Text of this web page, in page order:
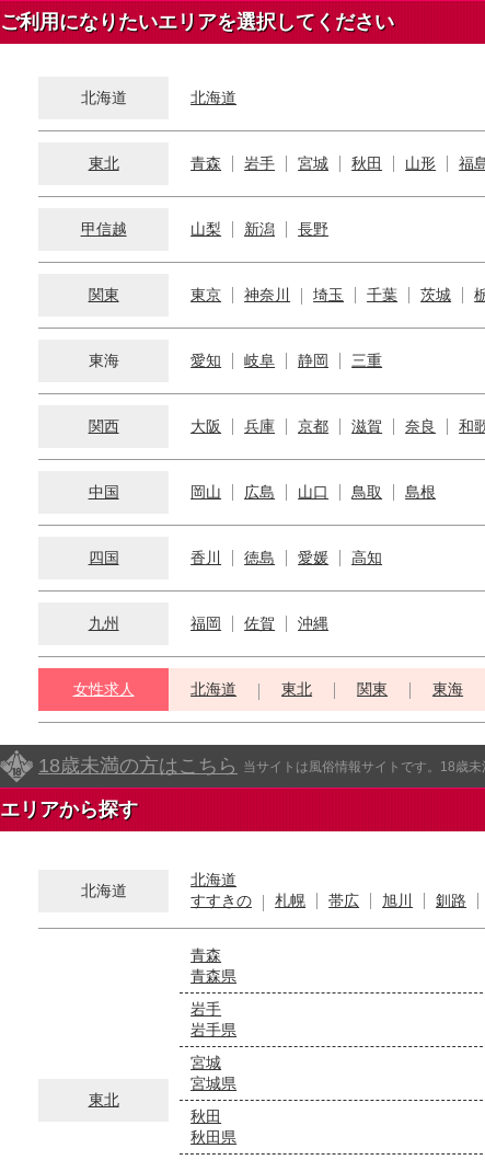
ご利用になりたいエリアを選択してください
北海道 北海道
東北 青森 岩手 宮城 秋田 山形 福
甲信越 山梨 新潟 長野
関東 東京 神奈川 埼玉 千葉 茨城
東海 愛知 岐阜 静岡 三重
関西 大阪 兵庫 京都 滋賀 奈良 和
中国 岡山 広島 山口 鳥取 島根
四国 香川 徳島 愛媛 高知
九州 福岡 佐賀 沖縄
女性求人 北海道 東北 関東 東海
18歳未満の方はこちら 当サイトは風俗情報サイトです。18歳
エリアから探す
北海道
北海道
すすきの
札幌 帯広 旭川 釧路
東北
青森
青森県
岩手
岩手県
宮城
宮城県
秋田
秋田県